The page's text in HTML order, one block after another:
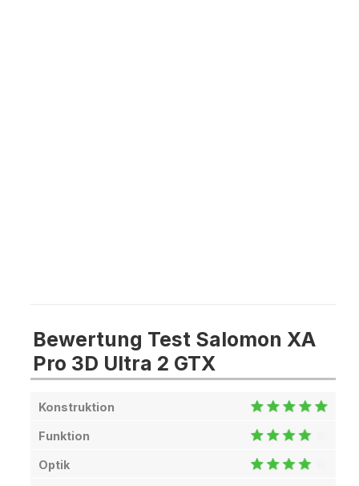
Bewertung Test Salomon XA
Pro 3D Ultra 2 GTX
Konstruktion
Funktion
Optik